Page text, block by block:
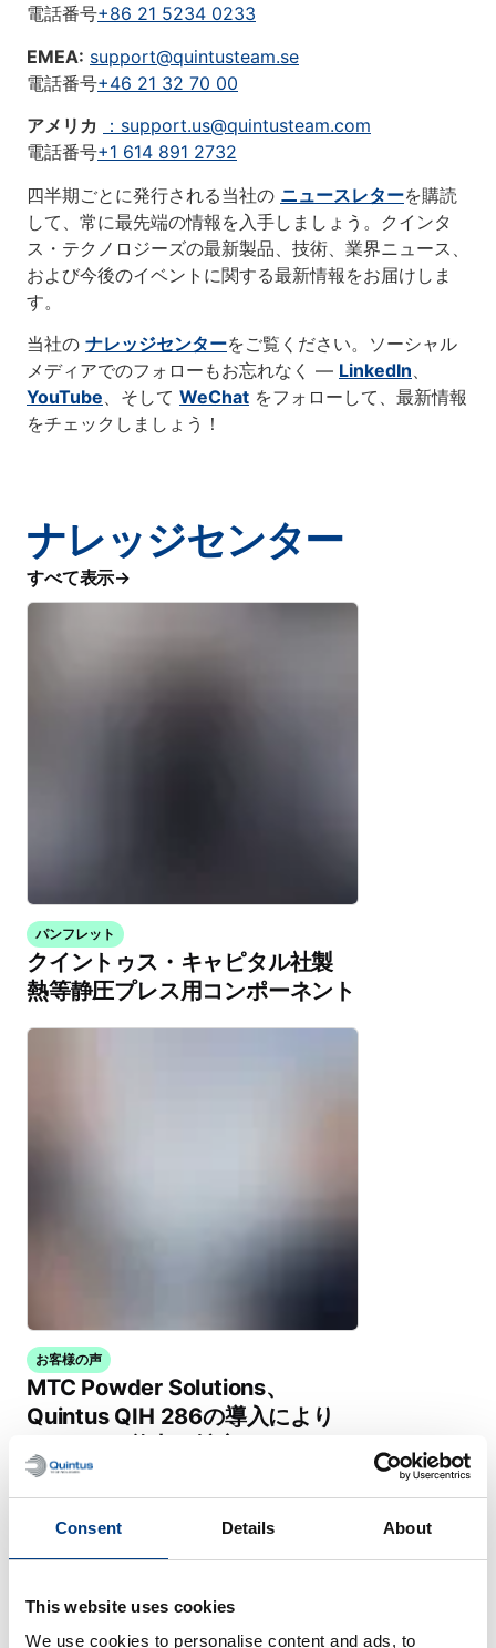
Consent Details About
This website uses cookies
We use cookies to personalise content and ads, to
電話番号+86 21 5234 0233
EMEA: support@quintusteam.se
電話番号+46 21 32 70 00
アメリカ
：support.us@quintusteam.com
電話番号+1 614 891 2732
四半期ごとに発行される当社の ニュースレターを購読
して、常に最先端の情報を入手しましょう。クインタ
ス・テクノロジーズの最新製品、技術、業界ニュース、
および今後のイベントに関する最新情報をお届けしま
す。
当社の ナレッジセンターをご覧ください。ソーシャル
メディアでのフォローもお忘れなく ― LinkedIn
YouTube 、そして WeChat をフォローして、最新情報
をチェックしましょう！
ナレッジセンター
すべて表示
パンフレット
クイントゥス・キャピタル社製
熱等静圧プレス用コンポーネント
お客様の声
MTC Powder Solutions、
Quintus QIH 286の導入により